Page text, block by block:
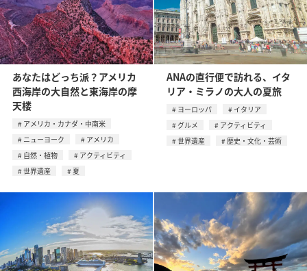
あなたはどっち派？アメリカ
西海岸の大自然と東海岸の摩
天楼
アメリカ・カナダ・中南米
ニューヨーク
アメリカ
自然・植物
アクティビティ
世界遺産
夏
ANAの直行便で訪れる、イタ
リア・ミラノの大人の夏旅
ヨーロッパ
イタリア
グルメ
アクティビティ
世界遺産
歴史・文化・芸術